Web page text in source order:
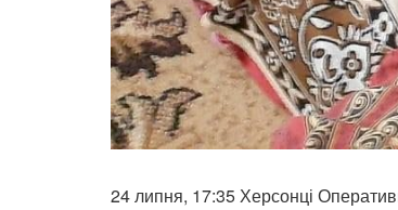
24 липня, 17:35 Херсонці